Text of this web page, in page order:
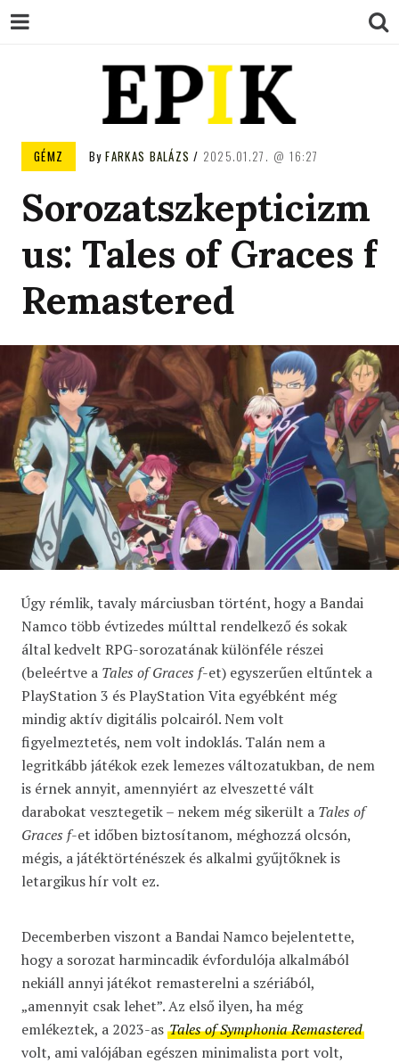
EPIK
GÉMZ ByFARKAS BALÁZS 2025.01.27. 16:27
Sorozatszkepticizm
us: Tales of Graces f
Remastered
Úgy rémlik, tavaly márciusban történt, hogy a Bandai
Namco több évtizedes múlttal rendelkező és sokak
által kedvelt RPG-sorozatának különféle részei
(beleértve a Tales of Graces f-et) egyszerűen eltűntek a
PlayStation 3 és PlayStation Vita egyébként még
mindig aktív digitális polcairól. Nem volt
figyelmeztetés, nem volt indoklás. Talán nem a
legritkább játékok ezek lemezes változatukban, de nem
is érnek annyit, amennyiért az elveszetté vált
darabokat vesztegetik – nekem még sikerült a Tales of
Graces f-et időben biztosítanom, méghozzá olcsón,
mégis, a játéktörténészek és alkalmi gyűjtőknek is
letargikus hír volt ez.
Decemberben viszont a Bandai Namco bejelentette,
hogy a sorozat harmincadik évfordulója alkalmából
nekiáll annyi játékot remasterelni a szériából,
„amennyit csak lehet”. Az első ilyen, ha még
emlékeztek, a 2023-as Tales of Symphonia Remastered
volt, ami valójában egészen minimalista port volt,